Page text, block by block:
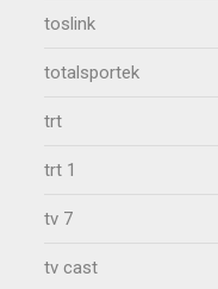
toslink
totalsportek
trt
trt 1
tv 7
tv cast